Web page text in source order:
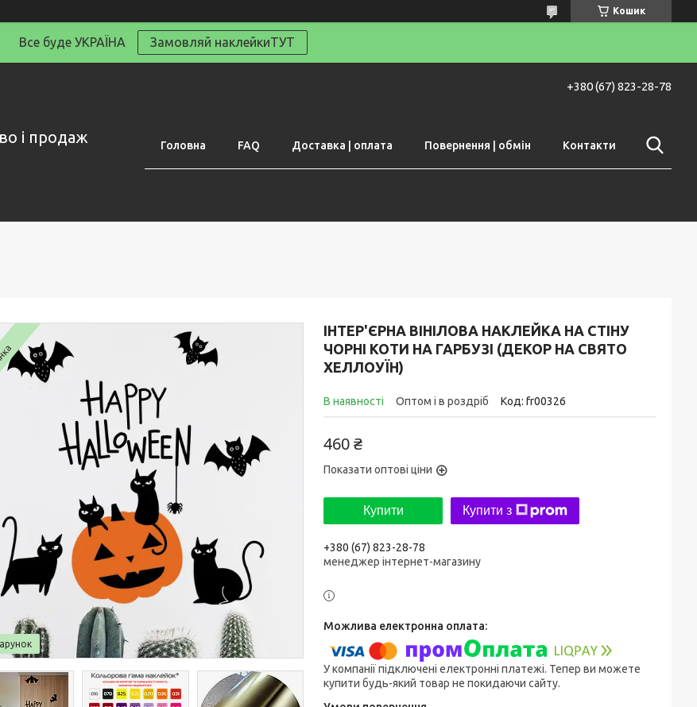
Кошик
Все буде УКРАЇНА Замовляй наклейкиТУТ
+380 (67) 823-28-78
і продаж
Головна FAQ Доставка | оплата Повернення | обмін Контакти
ІНТЕР'ЄРНА ВІНІЛОВА НАКЛЕЙКА НА СТІНУ
ЧОРНІ КОТИ НА ГАРБУЗІ (ДЕКОР НА СВЯТО
ХЕЛЛОУЇН)
В наявності Оптом і в роздріб Код: fr00326
460 ₴
Показати оптові ціни
Купити Купити з
+380 (67) 823-28-78
менеджер інтернет-магазину
У компанії підключені електронні платежі. Тепер ви можете
купити будь-який товар не покидаючи сайту.